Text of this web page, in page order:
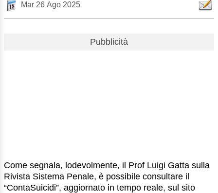
Mar 26 Ago 2025
Pubblicità
Come segnala, lodevolmente, il Prof Luigi Gatta sulla
Rivista Sistema Penale, è possibile consultare il
“ContaSuicidi”, aggiornato in tempo reale, sul sito